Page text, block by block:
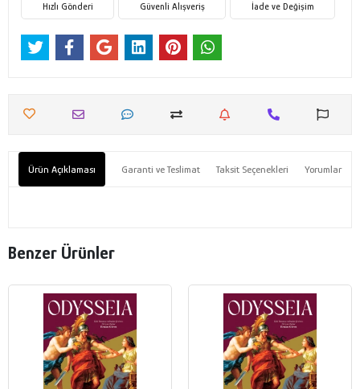
Hızlı Gönderi Güvenli Alışveriş İade ve Değişim
Ürün Açıklaması Garanti ve Teslimat Taksit Seçenekleri Yorumlar
Benzer Ürünler